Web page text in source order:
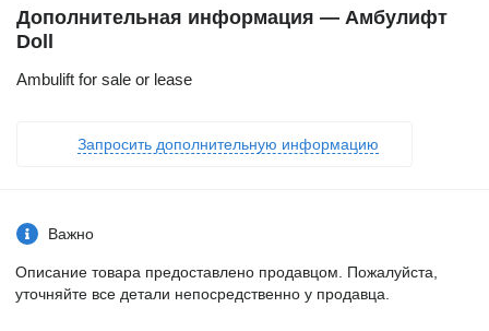
Дополнительная информация — Амбулифт
Doll
Ambulift for sale or lease
Запросить дополнительную информацию
Важно
Описание товара предоставлено продавцом. Пожалуйста,
уточняйте все детали непосредственно у продавца.